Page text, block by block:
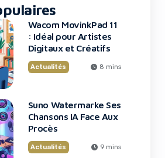
Wacom MovinkPad 11
: Idéal pour Artistes
Digitaux et Créatifs
Actualités 8 mins
Suno Watermarke Ses
Chansons IA Face Aux
Procès
Actualités 9 mins